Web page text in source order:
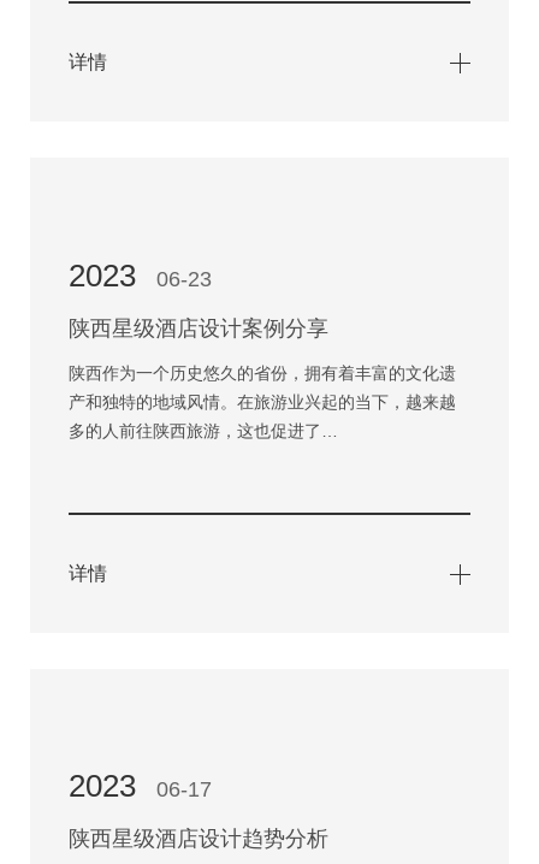
详情
2023 06-23
陕西星级酒店设计案例分享
陕西作为一个历史悠久的省份，拥有着丰富的文化遗
产和独特的地域风情。在旅游业兴起的当下，越来越
多的人前往陕西旅游，这也促进了…
详情
2023 06-17
陕西星级酒店设计趋势分析